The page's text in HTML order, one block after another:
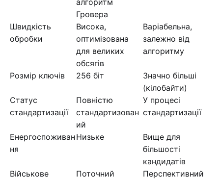
Гровера
Швидкість
обробки
Висока,
оптимізована
для великих
обсягів
Варіабельна,
залежно від
алгоритму
Розмір ключів 256 біт
Значно більші
(кілобайти)
Статус
стандартизації
Повністю
стандартизован
ий
У процесі
стандартизації
Енергоспоживан
ня
Низьке
Вище для
більшості
кандидатів
Військове
Поточний
Перспективний